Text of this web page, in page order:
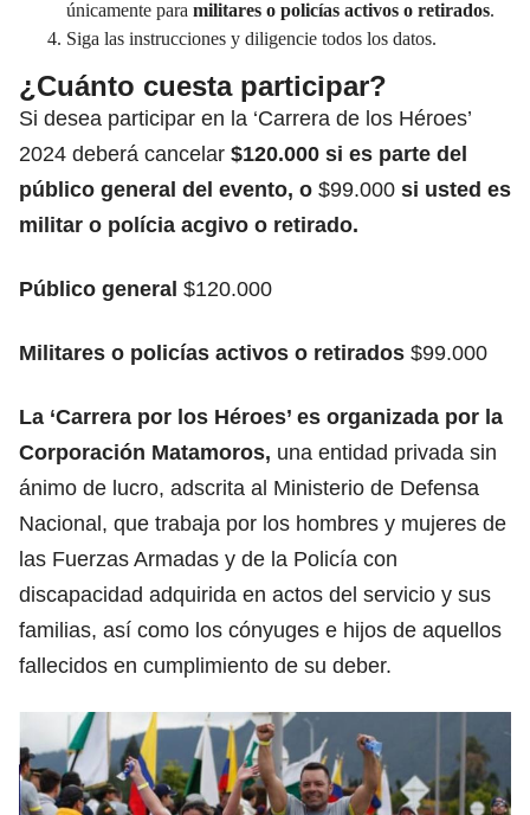
únicamente para militares o policías activos o retirados.
Siga las instrucciones y diligencie todos los datos.
¿Cuánto cuesta participar?
Si desea participar en la ‘Carrera de los Héroes’
2024 deberá cancelar $120.000 si es parte del
público general del evento, o $99.000 si usted es
militar o polícia acgivo o retirado.
Público general $120.000
Militares o policías activos o retirados $99.000
La ‘Carrera por los Héroes’ es organizada por la
Corporación Matamoros, una entidad privada sin
ánimo de lucro, adscrita al Ministerio de Defensa
Nacional, que trabaja por los hombres y mujeres de
las Fuerzas Armadas y de la Policía con
discapacidad adquirida en actos del servicio y sus
familias, así como los cónyuges e hijos de aquellos
fallecidos en cumplimiento de su deber.